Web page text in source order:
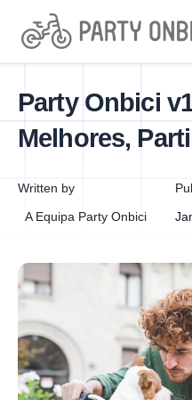
Party Onbici
Melhores,
Written by
A Equipa Party Onbici